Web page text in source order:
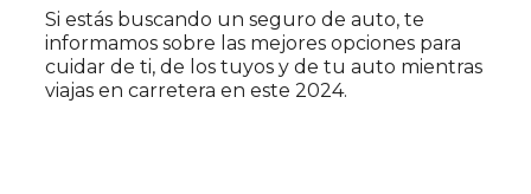
Si estás buscando un seguro de auto, te
informamos sobre las mejores opciones para
cuidar de ti, de los tuyos y de tu auto mientras
viajas en carretera en este 2024.